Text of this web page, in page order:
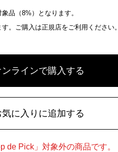
品（8%）となります。
。ご購入は正規店をご利用ください。
ンラインで購入する
気に入りに追加する
de Pick」対象外の商品です。